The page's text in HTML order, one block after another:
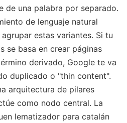
de una palabra por separado.
de lenguaje natural
estas variantes. Si tu
se basa en crear páginas
derivado, Google te va
duplicado o "thin content".
arquitectura de pilares
como nodo central. La
lematizador para catalán